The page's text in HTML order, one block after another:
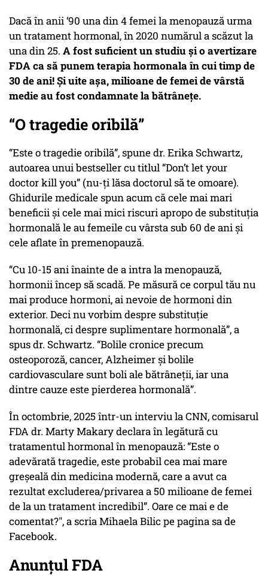
Dacă în anii ‘90 una din 4 femei la menopauză urma
un tratament hormonal, în 2020 numărul a scăzut la
una din 25. A fost suficient un studiu și o avertizare
FDA ca să punem terapia hormonala în cui timp de
30 de ani! Și uite așa, milioane de femei de vârstă
medie au fost condamnate la bătrânețe.
“O tragedie oribilă”
“Este o tragedie oribilă”, spune dr. Erika Schwartz,
autoarea unui bestseller cu titlul “Don’t let your
doctor kill you” (nu-ți lăsa doctorul să te omoare).
Ghidurile medicale spun acum că cele mai mari
beneficii și cele mai mici riscuri apropo de substituția
hormonală le au femeile cu vârsta sub 60 de ani și
cele aflate în premenopauză.
“Cu 10-15 ani înainte de a intra la menopauză,
hormonii încep să scadă. Pe măsură ce corpul tău nu
mai produce hormoni, ai nevoie de hormoni din
exterior. Deci nu vorbim despre substituție
hormonală, ci despre suplimentare hormonală”, a
spus dr. Schwartz. “Bolile cronice precum
osteoporoză, cancer, Alzheimer și bolile
cardiovasculare sunt boli ale bătrâneții, iar una
dintre cauze este pierderea hormonală”.
În octombrie, 2025 într-un interviu la CNN, comisarul
FDA dr. Marty Makary declara în legătură cu
tratamentul hormonal în menopauză: “Este o
adevărată tragedie, este probabil cea mai mare
greșeală din medicina modernă, care a avut ca
rezultat excluderea/privarea a 50 milioane de femei
de la un tratament incredibil”. Oare ce mai e de
comentat?", a scria Mihaela Bilic pe pagina sa de
Facebook.
Anunțul FDA